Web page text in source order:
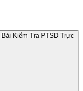
Kiểm Tra PTSD Trực